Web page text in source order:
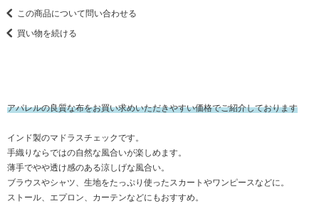
この商品について問い合わせる
買い物を続ける
アパレルの良質な布をお買い求めいただきやすい価格でご紹介しております
インド製のマドラスチェックです。
手織りならではの自然な風合いが楽しめます。
薄手でやや透け感のある涼しげな風合い。
ブラウスやシャツ、生地をたっぷり使ったスカートやワンピースなどに。
ストール、エプロン、カーテンなどにもおすすめ。